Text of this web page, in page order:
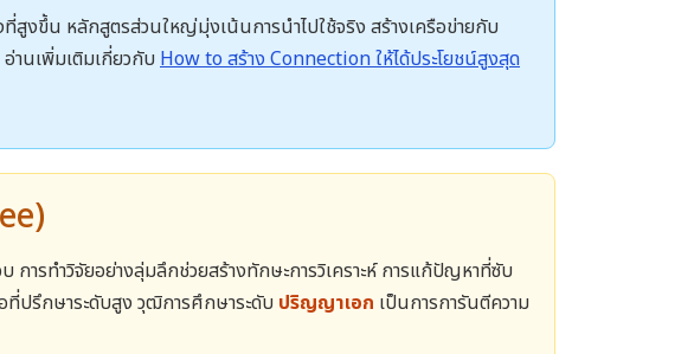
สูงขึ้น หลักสูตรส่วนใหญ่มุ่งเน้นการนำไปใช้จริง สร้างเครือข่ายกับ
านเพิ่มเติมเกี่ยวกับ How to สร้าง Connection ให้ได้ประโยชน์สูงสุด
การทำวิจัยอย่างลุ่มลึกช่วยสร้างทักษะการวิเคราะห์ การแก้ปัญหาที่ซับ
ที่ปรึกษาระดับสูง วุฒิการศึกษาระดับ ปริญญาเอก เป็นการการันตีความ